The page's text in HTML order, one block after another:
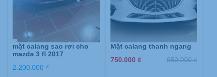
mặt calang sao rơi cho
mazda 3 fl 2017
2.200.000 ₫
Mặt calang thanh ngang
950.000₫
750.000 ₫